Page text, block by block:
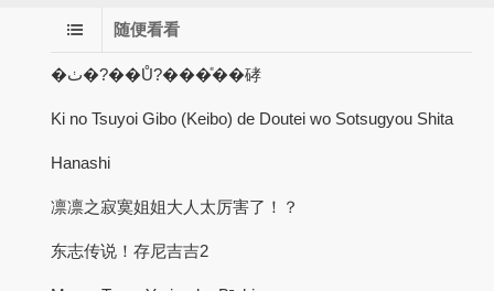
随便看看
�ٺ�?��Ů?���ͤ��硣
Ki no Tsuyoi Gibo (Keibo) de Doutei wo Sotsugyou Shita
Hanashi
凛凛之寂寞姐姐大人太厉害了！？
东志传说！存尼吉吉2